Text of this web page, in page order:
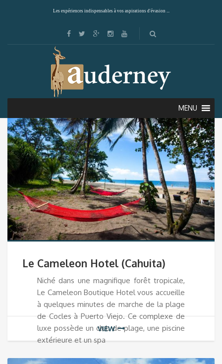
Les expériences indispensables à vos aspirations d'évasion ...
MENU
Showing all 2 results
Default sorting
Le Cameleon Hotel (Cahuita)
Niché dans une magnifique forêt tropicale,
Le Cameleon Boutique Hotel vous accueille
à quelques minutes de marche de la plage
de Cocles à Puerto Viejo. Ce complexe de
luxe possède un club de plage, une piscine
extérieure et un spa
VIEW